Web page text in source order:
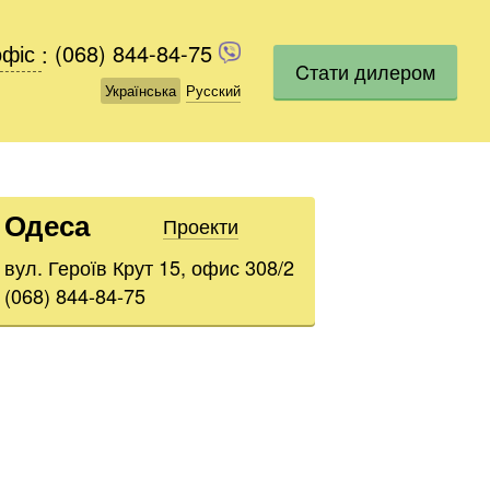
(068) 844-84-75
Українська Русский
: (068) 844-84-75
Українська Русский
Cтати дилером
Одеса
Проекти
вул. Героїв Крут 15, офис 308/2
(068) 844-84-75